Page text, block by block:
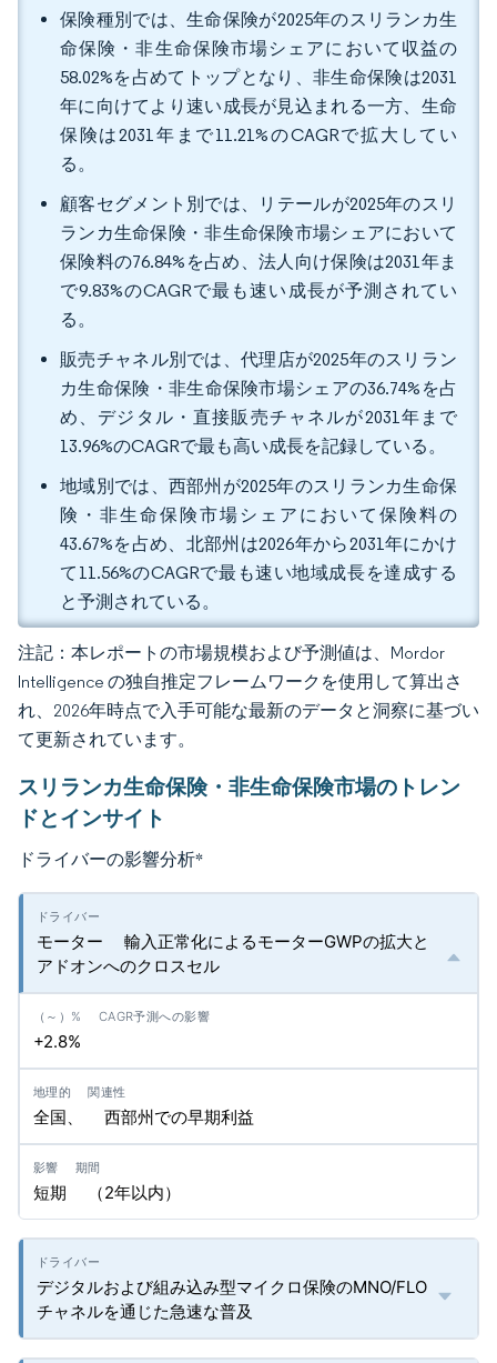
保険種別では、生命保険が2025年のスリランカ生
命保険・非生命保険市場シェアにおいて収益の
58.02%を占めてトップとなり、非生命保険は2031
年に向けてより速い成長が見込まれる一方、生命
保険は2031年まで11.21%のCAGRで拡大してい
る。
顧客セグメント別では、リテールが2025年のスリ
ランカ生命保険・非生命保険市場シェアにおいて
保険料の76.84%を占め、法人向け保険は2031年ま
で9.83%のCAGRで最も速い成長が予測されてい
る。
販売チャネル別では、代理店が2025年のスリラン
カ生命保険・非生命保険市場シェアの36.74%を占
め、デジタル・直接販売チャネルが2031年まで
13.96%のCAGRで最も高い成長を記録している。
地域別では、西部州が2025年のスリランカ生命保
険・非生命保険市場シェアにおいて保険料の
43.67%を占め、北部州は2026年から2031年にかけ
て11.56%のCAGRで最も速い地域成長を達成する
と予測されている。
注記：本レポートの市場規模および予測値は、Mordor
Intelligence の独自推定フレームワークを使用して算出さ
れ、2026年時点で入手可能な最新のデータと洞察に基づい
て更新されています。
スリランカ生命保険・非生命保険市場のトレン
ドとインサイト
ドライバーの影響分析*
モーター 輸入正常化によるモーターGWPの拡大と
アドオンへのクロスセル
+2.8%
全国、 西部州での早期利益
短期 （2年以内）
デジタルおよび組み込み型マイクロ保険のMNO/FLO
チャネルを通じた急速な普及